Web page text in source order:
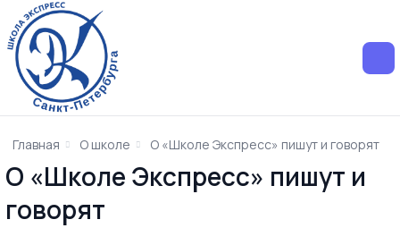
Главная О школе О «Школе Экспресс» пишут и говорят
О «Школе Экспресс» пишут и
говорят